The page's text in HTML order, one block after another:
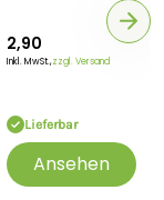
2,90
Inkl. MwSt.,zzgl. Versand
Lieferbar
Ansehen